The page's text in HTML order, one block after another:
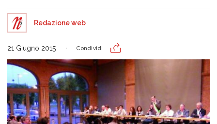
Redazione web
21 Giugno 2015 Condividi